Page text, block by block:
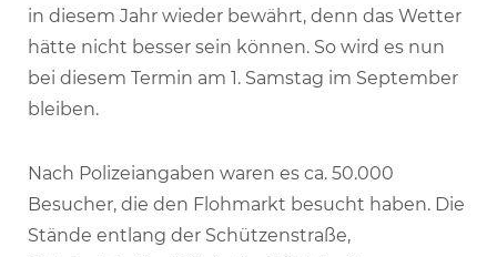
in diesem Jahr wieder bewährt, denn das Wetter
hätte nicht besser sein können. So wird es nun
bei diesem Termin am 1. Samstag im September
bleiben.
Nach Polizeiangaben waren es ca. 50.000
Besucher, die den Flohmarkt besucht haben. Die
Stände entlang der Schützenstraße,